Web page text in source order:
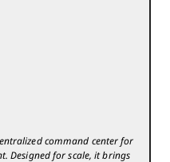
command center for
Designed for scale, it brings